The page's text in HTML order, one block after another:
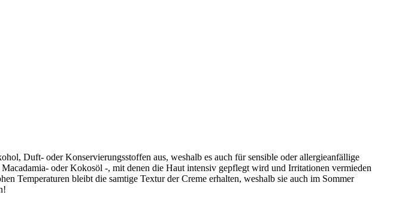
Duft- oder Konservierungsstoffen aus, weshalb es auch für sensible oder allergieanfällige
oder Kokosöl -, mit denen die Haut intensiv gepflegt wird und Irritationen vermieden
Temperaturen bleibt die samtige Textur der Creme erhalten, weshalb sie auch im Sommer